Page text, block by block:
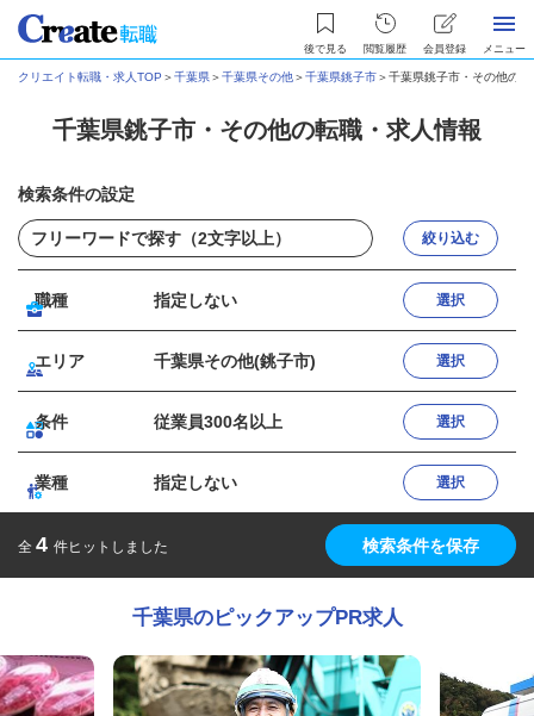
後で見る 閲覧履歴 会員登録 メニュー
クリエイト転職・求人TOP ＞千葉県＞千葉県その他＞千葉県銚子市＞千葉県銚子市・その他の
千葉県銚子市・その他の転職・求人情報
検索条件の設定
絞り込む
職種 指定しない 選択
エリア 千葉県その他(銚子市) 選択
条件 従業員300名以上 選択
業種 指定しない 選択
全 4 件ヒットしました 検索条件を保存
千葉県のピックアップPR求人